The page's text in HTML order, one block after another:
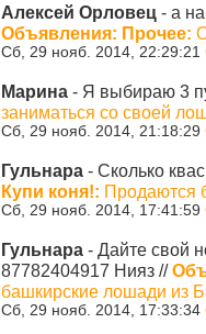
Алексей Орловец - а
Объявления: Прочее:
Сб, 29 нояб. 2014, 22:29:21
Марина - Я выбираю 3
заниматься со своей
Сб, 29 нояб. 2014, 21:18:29
Гульнара - Сколько
Купи коня!: Продаются
Сб, 29 нояб. 2014, 17:41:59
Гульнара - Дайте свой
87782404917 Нияз //
башкирские лошади из
Сб, 29 нояб. 2014, 17:33:34